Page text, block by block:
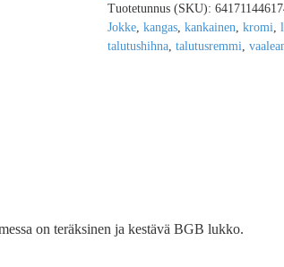
Tuotetunnus (SKU):
Jokke, kangas, kankainen kromi
talutushihna, talutusremmi
on teräksinen ja kestävä BGB lukko.